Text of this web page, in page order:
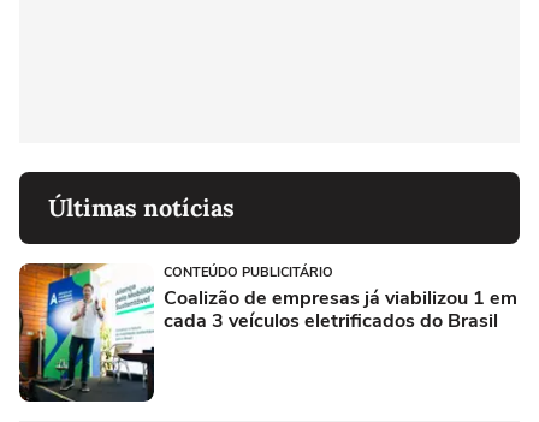
Últimas notícias
CONTEÚDO PUBLICITÁRIO
Coalizão de empresas já viabilizou 1 em
cada 3 veículos eletrificados do Brasil